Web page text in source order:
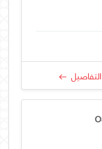
التفاصيل